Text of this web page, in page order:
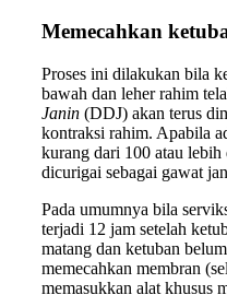
Memecahkan
Proses ini dilakukan bila
bawah dan leher rahim
Janin (DDJ) akan terus
kontraksi rahim. Apabila
kurang dari 100 atau
dicurigai sebagai gawat
Pada umumnya bila
terjadi 12 jam setelah
matang dan ketuban
memecahkan membran
memasukkan alat khusus